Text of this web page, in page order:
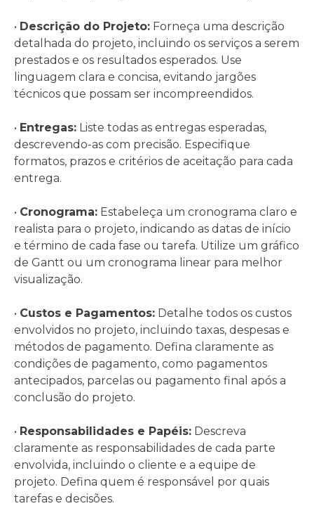
• Descrição do Projeto: Forneça uma descrição
detalhada do projeto, incluindo os serviços a serem
prestados e os resultados esperados. Use
linguagem clara e concisa, evitando jargões
técnicos que possam ser incompreendidos.
• Entregas: Liste todas as entregas esperadas,
descrevendo-as com precisão. Especifique
formatos, prazos e critérios de aceitação para cada
entrega.
• Cronograma: Estabeleça um cronograma claro e
realista para o projeto, indicando as datas de início
e término de cada fase ou tarefa. Utilize um gráfico
de Gantt ou um cronograma linear para melhor
visualização.
• Custos e Pagamentos: Detalhe todos os custos
envolvidos no projeto, incluindo taxas, despesas e
métodos de pagamento. Defina claramente as
condições de pagamento, como pagamentos
antecipados, parcelas ou pagamento final após a
conclusão do projeto.
• Responsabilidades e Papéis: Descreva
claramente as responsabilidades de cada parte
envolvida, incluindo o cliente e a equipe de
projeto. Defina quem é responsável por quais
tarefas e decisões.